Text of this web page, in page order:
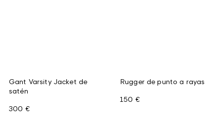
Gant Varsity Jacket de
satén
300 €
Rugger de punto a rayas
150 €